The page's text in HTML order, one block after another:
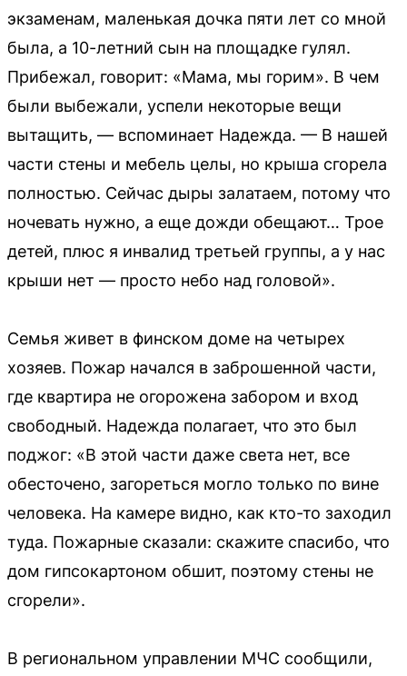
экзаменам, маленькая дочка пяти лет со мной
была, а 10-летний сын на площадке гулял.
Прибежал, говорит: «Мама, мы горим». В чем
были выбежали, успели некоторые вещи
вытащить, — вспоминает Надежда. — В нашей
части стены и мебель целы, но крыша сгорела
полностью. Сейчас дыры залатаем, потому что
ночевать нужно, а еще дожди обещают… Трое
детей, плюс я инвалид третьей группы, а у нас
крыши нет — просто небо над головой».
Семья живет в финском доме на четырех
хозяев. Пожар начался в заброшенной части,
где квартира не огорожена забором и вход
свободный. Надежда полагает, что это был
поджог: «В этой части даже света нет, все
обесточено, загореться могло только по вине
человека. На камере видно, как кто-то заходил
туда. Пожарные сказали: скажите спасибо, что
дом гипсокартоном обшит, поэтому стены не
сгорели».
В региональном управлении МЧС сообщили,